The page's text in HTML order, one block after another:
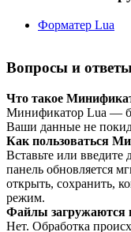
Форматер Lua
Вопросы и
Что такое
Минификатор Lua —
Ваши данные не
Как пользоваться
Вставьте или введите
панель обновляется
открыть, сохранить,
режим.
Файлы загружаются
Нет. Обработка